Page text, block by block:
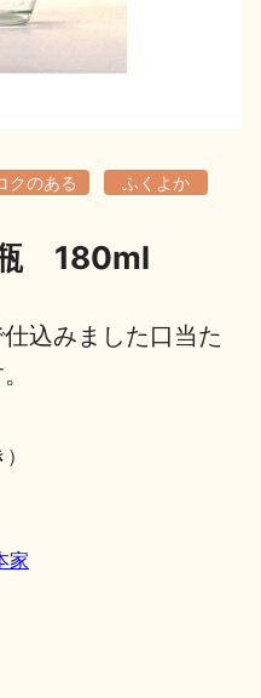
地酒解体新書
地酒蔵元会検定
クのある ふくよか
180ml
込みました口当た
家